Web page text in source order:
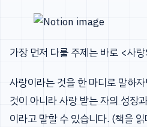
가장 먼저 다룰 주제는 바로 <사
사랑이라는 것을 한 마디로 말하
것이 아니라 사랑 받는 자의 성장
이라고 말할 수 있습니다. (책을